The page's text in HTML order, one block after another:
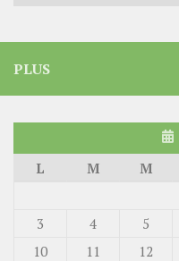
PLUS
L
M M
3
4 5
10
11 12